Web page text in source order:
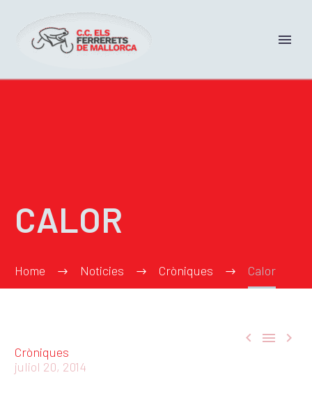
CALOR
Home Noticies Cròniques Calor
  
Cròniques
juliol 20, 2014